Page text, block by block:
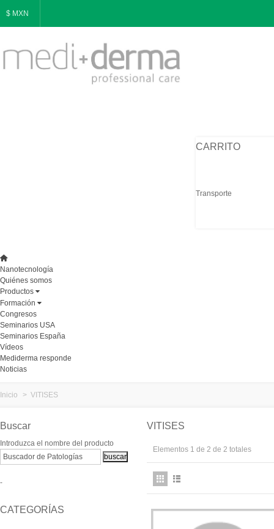
$ MXN
CARRITO
Transporte
Nanotecnología
Quiénes somos
Productos
Formación
Congresos
Seminarios USA
Seminarios España
Vídeos
Mediderma responde
Noticias
Inicio > VITISES
Buscar
Introduzca el nombre del producto
-
CATEGORÍAS
VITISES
Elementos 1 de 2 de 2 totales